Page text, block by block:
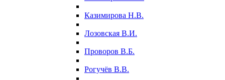
Казимирова Н.В.
Лозовская В.И.
Проворов В.Б.
Рогучёв В.В.